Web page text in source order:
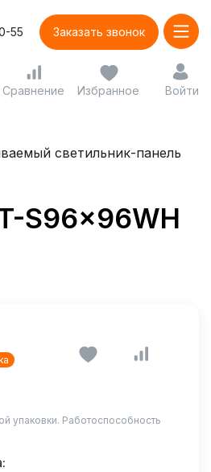
55 Заказать звонок
Сравнение Избранное Войти
светильник-панель
S96x96WH
упаковки. Работоспособность